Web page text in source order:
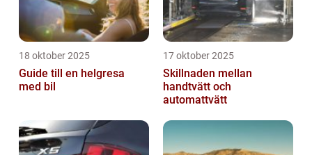
18 oktober 2025
Guide till en helgresa
med bil
17 oktober 2025
Skillnaden mellan
handtvätt och
automattvätt